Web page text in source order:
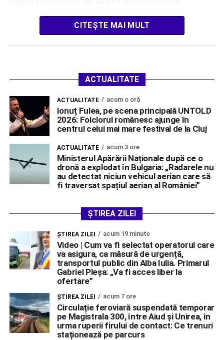
CITEȘTE MAI MULT
ACTUALITATE
ACTUALITATE acum o oră
Ionuț Fulea, pe scena principală UNTOLD
2026: Folclorul românesc ajunge în
centrul celui mai mare festival de la Cluj
ACTUALITATE acum 3 ore
Ministerul Apărării Naționale după ce o
dronă a explodat în Bulgaria: „Radarele nu
au detectat niciun vehicul aerian care să
fi traversat spațiul aerian al României”
ȘTIREA ZILEI
ŞTIREA ZILEI acum 19 minute
Video | Cum va fi selectat operatorul care
va asigura, ca măsură de urgență,
transportul public din Alba Iulia. Primarul
Gabriel Pleșa: „Va fi acces liber la
ofertare”
ŞTIREA ZILEI acum 7 ore
Circulație feroviară suspendată temporar
pe Magistrala 300, între Aiud și Unirea, în
urma ruperii firului de contact: Ce trenuri
staționează pe parcurs